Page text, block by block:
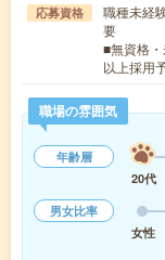
応募資格
職種未経
要
■無資格
以上採用
職場の雰囲気
年齢層
20代
男女比率
女性